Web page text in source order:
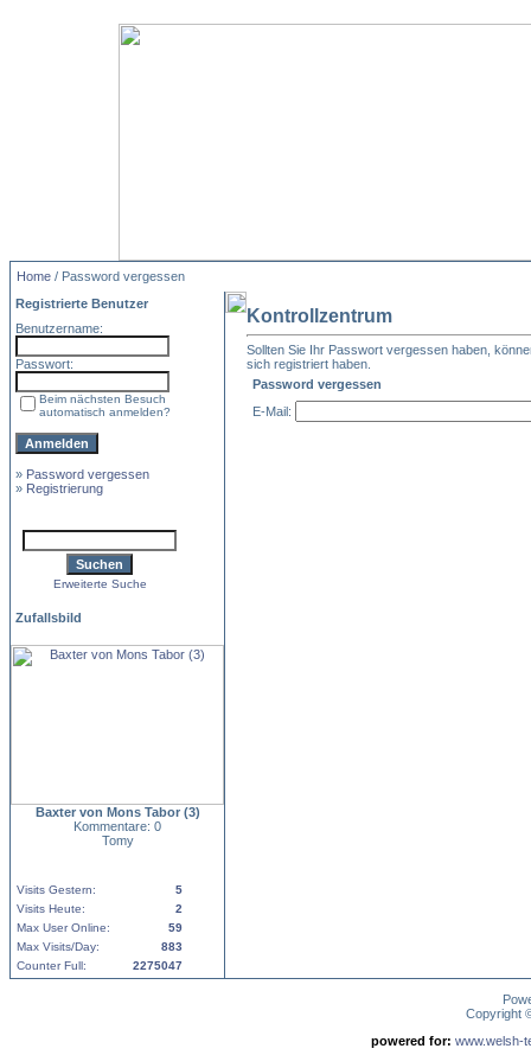
Home / Password vergessen
Registrierte Benutzer
Benutzername:
Passwort:
Beim nächsten Besuch
automatisch anmelden?
» Password vergessen
» Registrierung
Erweiterte Suche
Zufallsbild
Baxter von Mons Tabor (3)
Kommentare: 0
Tomy
Visits Gestern:
5
Visits Heute:
2
Max User Online:
59
Max Visits/Day:
883
Counter Full:
2275047
Kontrollzentrum
Sollten Sie Ihr Passwort vergessen haben,
sich registriert haben.
Password vergessen
E-Mail:
Copyright
powered for: www.welsh-